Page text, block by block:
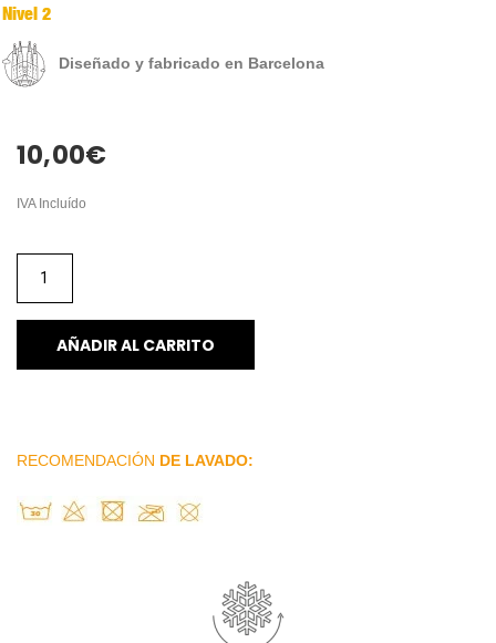
Nivel 2
Diseñado y fabricado en Barcelona
10,00€
IVA Incluído
AÑADIR AL CARRITO
RECOMENDACIÓN DE LAVADO: